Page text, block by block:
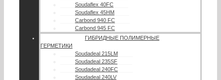
Soudaflex 40FC
Soudaflex 45HM
Carbond 940 FC
Carbond 945 FC
ГИБРИДНЫЕ ПОЛИМЕРНЫЕ
ГЕРМЕТИКИ
Soudadeal 215LM
Soudadeal 235SF
Soudadeal 240FC
Soudadeal 240LV